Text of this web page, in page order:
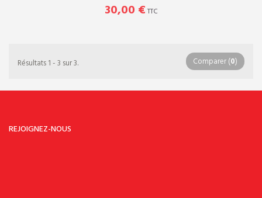
30,00 € TTC
Résultats 1 - 3 sur 3. Comparer (0)
REJOIGNEZ-NOUS
Vendredi:13H-17H00
Dimanche:-